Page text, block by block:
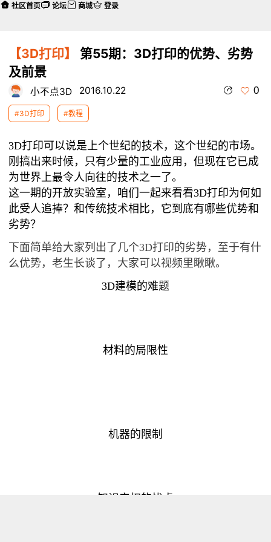
【3D打印】
第55期：3D打印的优势、劣势
及前景
小不点3D 2016.10.22 0
#3D打印 #教程
3D打印可以说是上个世纪的技术，这个世纪的市场。
刚搞出来时候，只有少量的工业应用，但现在它已成
为世界上最令人向往的技术之一了。
这一期的开放实验室，咱们一起来看看3D打印为何如
此受人追捧？和传统技术相比，它到底有哪些优势和
劣势？
下面简单给大家列出了几个3D打印的劣势，至于有什
么优势，老生长谈了，大家可以视频里瞅瞅。
3D建模的难题
材料的局限性
机器的限制
知识产权的忧虑
社区首页 论坛 商城 登录